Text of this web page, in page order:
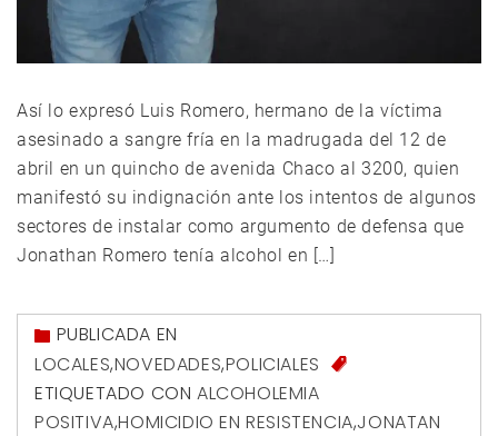
Así lo expresó Luis Romero, hermano de la víctima
asesinado a sangre fría en la madrugada del 12 de
abril en un quincho de avenida Chaco al 3200, quien
manifestó su indignación ante los intentos de algunos
sectores de instalar como argumento de defensa que
Jonathan Romero tenía alcohol en […]
PUBLICADA EN
LOCALES,NOVEDADES,POLICIALES
ETIQUETADO CON ALCOHOLEMIA
POSITIVA,HOMICIDIO EN RESISTENCIA,JONATAN